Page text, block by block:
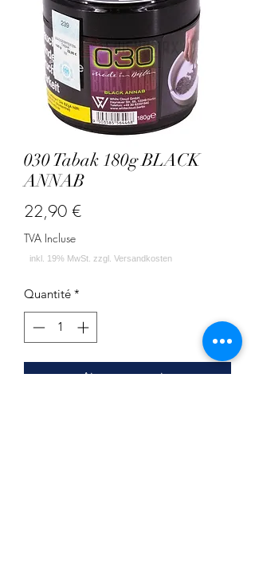
030 Tabak 180g BLACK
ANNAB
22,90 €Prix
TVA Incluse
Quantité *
Ajouter au panier